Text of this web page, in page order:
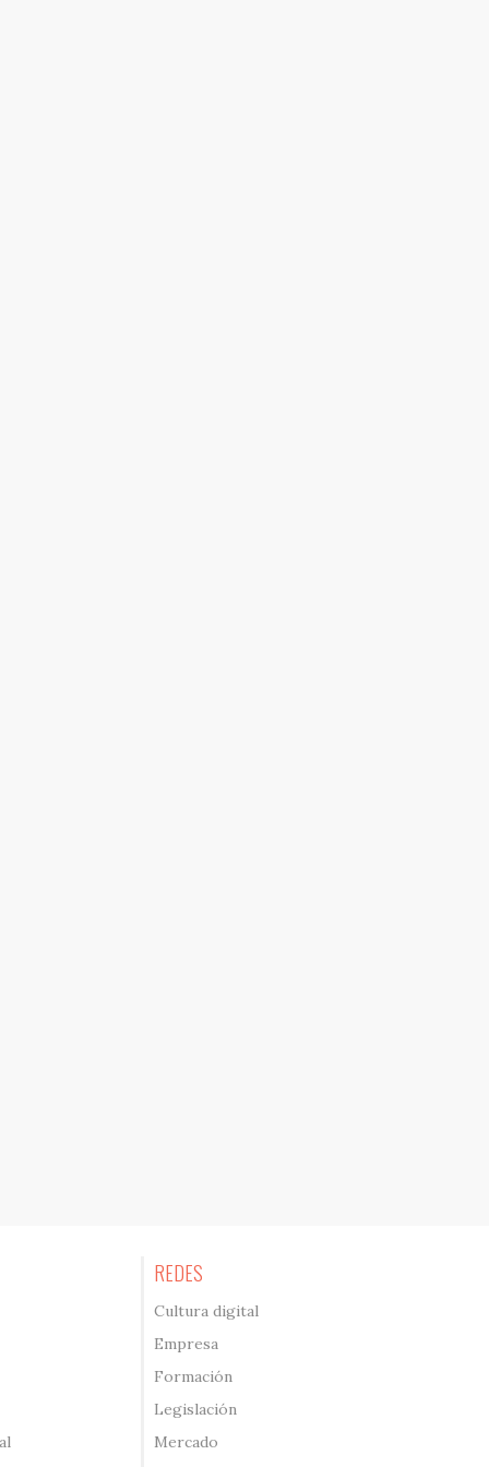
REDES
Cultura digital
Empresa
Formación
Legislación
Mercado